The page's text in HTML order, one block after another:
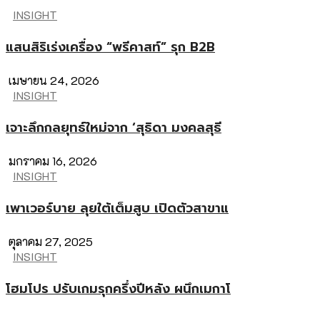
INSIGHT
แสนสิริเร่งเครื่อง “พรีคาสท์” รุก B2B
เมษายน 24, 2026
INSIGHT
เจาะลึกกลยุทธ์ใหม่จาก ‘สุธิดา มงคลสุธี
มกราคม 16, 2026
INSIGHT
เพาเวอร์บาย ลุยใต้เต็มสูบ เปิดตัวสาขาแ
ตุลาคม 27, 2025
INSIGHT
โฮมโปร ปรับเกมรุกครึ่งปีหลัง ผนึกเมกาโ